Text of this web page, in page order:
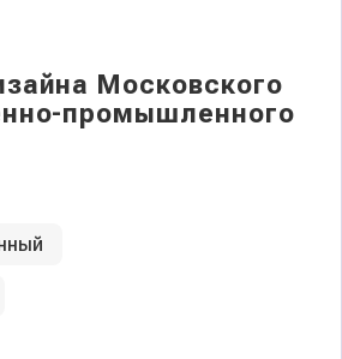
Московского
промышленного